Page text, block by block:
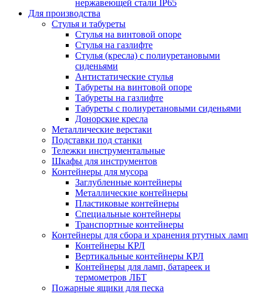
нержавеющей стали IP65
Для производства
Стулья и табуреты
Стулья на винтовой опоре
Стулья на газлифте
Стулья (кресла) с полиуретановыми
сиденьями
Антистатические стулья
Табуреты на винтовой опоре
Табуреты на газлифте
Табуреты с полиуретановыми сиденьями
Донорские кресла
Металлические верстаки
Подставки под станки
Тележки инструментальные
Шкафы для инструментов
Контейнеры для мусора
Заглубленные контейнеры
Металлические контейнеры
Пластиковые контейнеры
Специальные контейнеры
Транспортные контейнеры
Контейнеры для сбора и хранения ртутных ламп
Контейнеры КРЛ
Вертикальные контейнеры КРЛ
Контейнеры для ламп, батареек и
термометров ЛБТ
Пожарные ящики для песка